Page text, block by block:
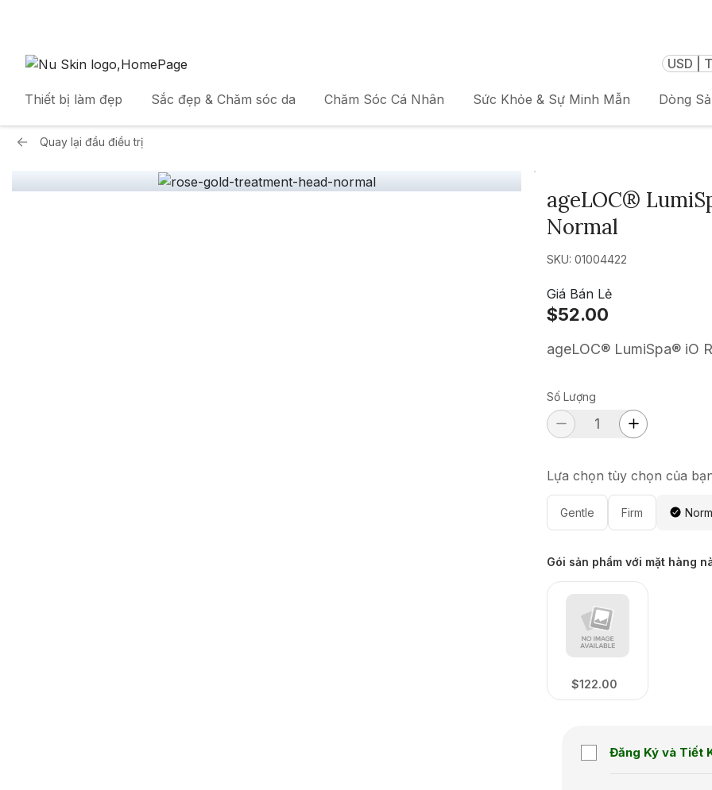
USD |
Thiết bị làm đẹp Sắc đẹp & Chăm sóc da Chăm Sóc Cá Nhân Sức Khỏe & Sự Minh Mẫn Dòng
Quay lại đầu điều trị
ageLOC®
Normal
SKU: 01004422
Giá Bán Lẻ
$52.00
ageLOC® LumiSpa® iO
Số Lượng
Lựa chọn tùy chọn của
Gentle Firm
Gói sản phẩm với mặt hàng
$122.00
Đăng Ký và Tiết